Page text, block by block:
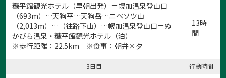
糠平館観光ホテル（早朝出発）＝幌加温泉登山口
（693m）…天狗平…天狗岳…ニペソツ山
（2,013m）…（往路下山）…幌加温泉登山口＝ぬ
かびら温泉・糠平館観光ホテル（泊）
※歩行距離：22.5km ※食事：朝弁×夕
13時
間
3日目 行動時間